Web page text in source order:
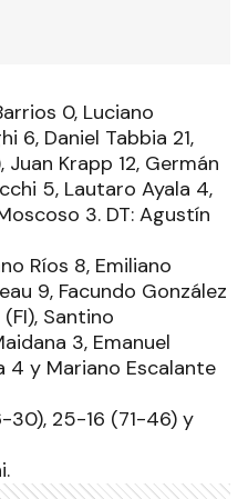
0, Luciano
6, Daniel Tabbia 21,
Juan Krapp 12, Germán
5, Lautaro Ayala 4,
3. DT: Agustín
Ríos 8, Emiliano
9, Facundo González
Santino
3, Emanuel
4 y Mariano Escalante
30), 25-16 (71-46) y